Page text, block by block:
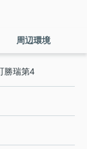
周辺環境
勝瑞第4